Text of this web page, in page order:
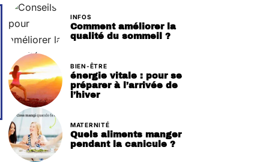
INFOS
Comment améliorer la
qualité du sommeil ?
BIEN-ÊTRE
énergie vitale : pour se
préparer à l’arrivée de
l’hiver
MATERNITÉ
Quels aliments manger
pendant la canicule ?